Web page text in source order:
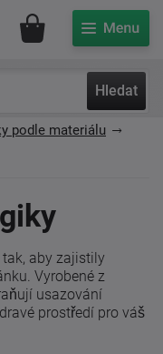
Hledat
Můj účet
podle materiálu
aby zajistily
Vyrobené z
usazování
prostředí pro váš